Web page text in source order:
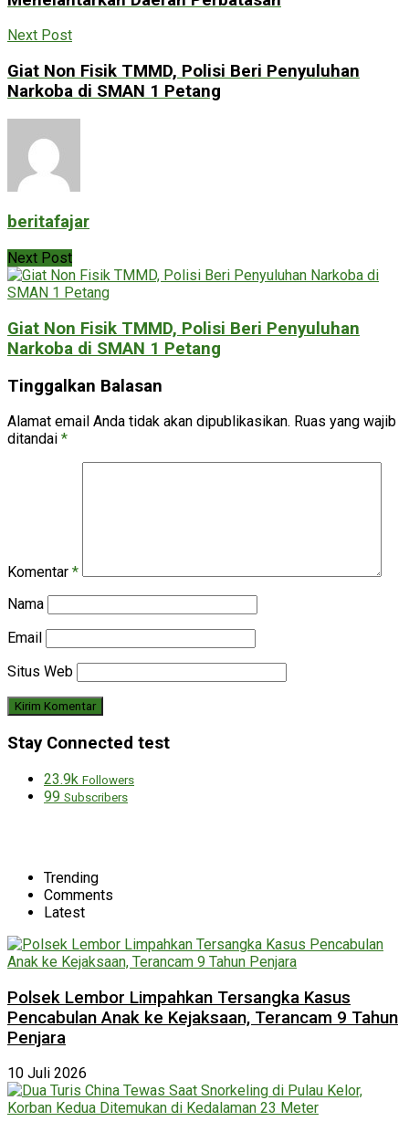
Next Post
Giat Non Fisik TMMD, Polisi Beri Penyuluhan
Narkoba di SMAN 1 Petang
beritafajar
Next Post
Giat Non Fisik TMMD, Polisi Beri Penyuluhan
Narkoba di SMAN 1 Petang
Tinggalkan Balasan
Alamat email Anda tidak akan dipublikasikan. Ruas yang wajib
ditandai *
Komentar *
Nama
Email
Situs Web
Stay Connected test
23.9k Followers
99 Subscribers
Trending
Comments
Latest
Polsek Lembor Limpahkan Tersangka Kasus
Pencabulan Anak ke Kejaksaan, Terancam 9 Tahun
Penjara
10 Juli 2026